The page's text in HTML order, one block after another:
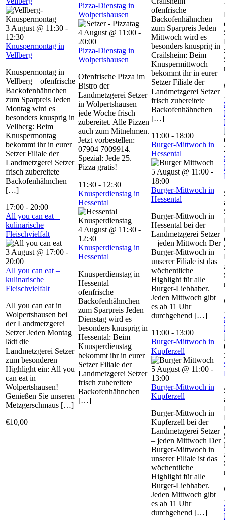
3 August @ 11:30 -
12:30
Knuspermontag in
Vellberg
Knuspermontag in
Vellberg – ofenfrische
Backofenhähnchen
zum Sparpreis Jeden
Montag wird es
besonders knusprig in
Vellberg: Beim
Knuspermontag
bekommt ihr in eurer
Setzer Filiale der
Landmetzgerei Setzer
frisch zubereitete
Backofenhähnchen
[…]
17:00 - 20:00
All you can eat –
kulinarische
Fleischvielfalt
3 August @ 17:00 -
20:00
All you can eat –
kulinarische
Fleischvielfalt
All you can eat in
Wolpertshausen bei
der Landmetzgerei
Setzer Jeden Montag
lädt die
Landmetzgerei Setzer
zum besonderen
Highlight ein: All you
can eat in
Wolpertshausen!
Genießen Sie unseren
Metzgerschmaus […]
€10,00
Pizza-Dienstag in
Wolpertshausen
4 August @ 11:00 -
20:00
Pizza-Dienstag in
Wolpertshausen
Ofenfrische Pizza im
Bistro der
Landmetzgerei Setzer
in Wolpertshausen –
jede Woche frisch
zubereitet. Alle Pizzen
auch zum Mitnehmen.
Jetzt vorbestellen:
07904 7009914.
Spezial: Jede 25.
Pizza gratis!
11:30 - 12:30
Knusperdienstag in
Hessental
4 August @ 11:30 -
12:30
Knusperdienstag in
Hessental
Knusperdienstag in
Hessental –
ofenfrische
Backofenhähnchen
zum Sparpreis Jeden
Dienstag wird es
besonders knusprig in
Hessental: Beim
Knusperdienstag
bekommt ihr in eurer
Setzer Filiale der
Landmetzgerei Setzer
frisch zubereitete
Backofenhähnchen
[…]
ofenfrische
Backofenhähnchen
zum Sparpreis Jeden
Mittwoch wird es
besonders knusprig in
Crailsheim: Beim
Knuspermittwoch
bekommt ihr in eurer
Setzer Filiale der
Landmetzgerei Setzer
frisch zubereitete
Backofenhähnchen
[…]
11:00 - 18:00
Burger-Mittwoch in
Hessental
5 August @ 11:00 -
18:00
Burger-Mittwoch in
Hessental
Burger-Mittwoch in
Hessental bei der
Landmetzgerei Setzer
– jeden Mittwoch Der
Burger-Mittwoch in
unserer Filiale ist das
wöchentliche
Highlight für alle
Burger-Liebhaber.
Jeden Mittwoch gibt
es ab 11 Uhr
durchgehend […]
11:00 - 13:00
Burger-Mittwoch in
Kupferzell
5 August @ 11:00 -
13:00
Burger-Mittwoch in
Kupferzell
Burger-Mittwoch in
Kupferzell bei der
Landmetzgerei Setzer
– jeden Mittwoch Der
Burger-Mittwoch in
unserer Filiale ist das
wöchentliche
Highlight für alle
Burger-Liebhaber.
Jeden Mittwoch gibt
es ab 11 Uhr
durchgehend […]